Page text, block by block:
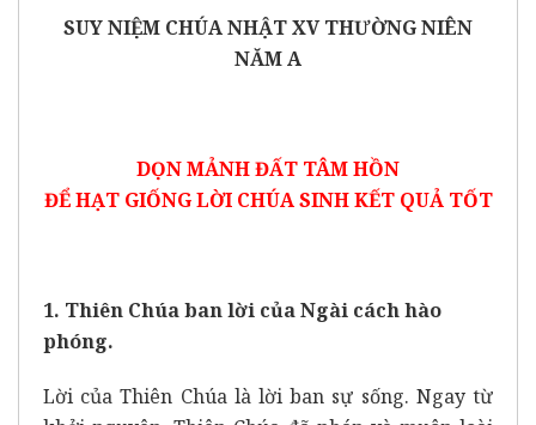
SUY NIỆM CHÚA NHẬT XV THƯỜNG NIÊN
NĂM A
DỌN MẢNH ĐẤT TÂM HỒN
ĐỂ HẠT GIỐNG LỜI CHÚA SINH KẾT QUẢ TỐT
1. Thiên Chúa ban lời của Ngài cách hào
phóng.
Lời của Thiên Chúa là lời ban sự sống. Ngay từ